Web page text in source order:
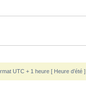
UTC + 1 heure [ Heure d’été ]